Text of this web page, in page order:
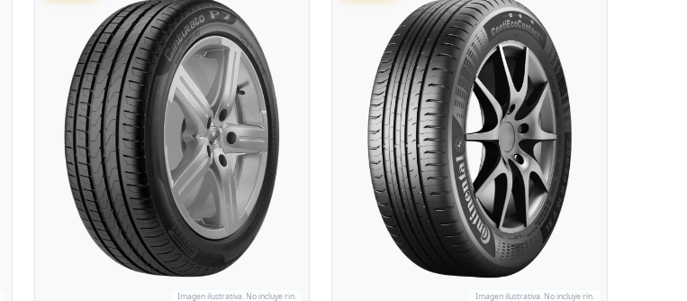
Imagen ilustrativa. No incluye rin. Imagen ilustrativa. No incluye rin.